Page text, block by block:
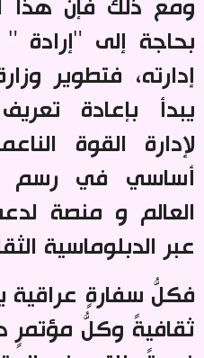
بحاجة إلى
إدارته، فتطوير
يبدأ بإعادة
لإدارة القوة
أساسي في رسم
العالم و منصة
عبر الدبلوماسية
فكلُّ سفارةٍ عراقية
ثقافيةً وكلُّ